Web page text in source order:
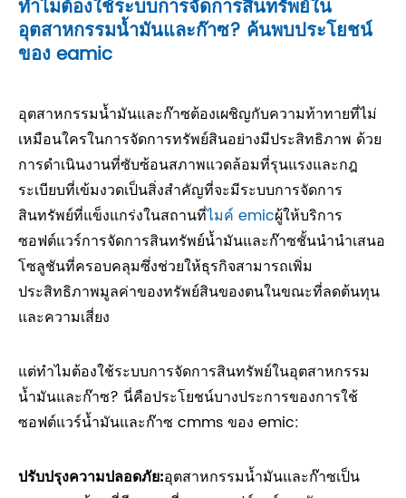
ทำไมต้องใช้ระบบการจัดการสินทรัพย์ใน
อุตสาหกรรมน้ำมันและก๊าซ? ค้นพบประโยชน์
ของ eamic
อุตสาหกรรมน้ำมันและก๊าซต้องเผชิญกับความท้าทายที่ไม่
เหมือนใครในการจัดการทรัพย์สินอย่างมีประสิทธิภาพ ด้วย
การดำเนินงานที่ซับซ้อนสภาพแวดล้อมที่รุนแรงและกฎ
ระเบียบที่เข้มงวดเป็นสิ่งสำคัญที่จะมีระบบการจัดการ
สินทรัพย์ที่แข็งแกร่งในสถานที่ไมค์ emicผู้ให้บริการ
ซอฟต์แวร์การจัดการสินทรัพย์น้ำมันและก๊าซชั้นนำนำเสนอ
โซลูชันที่ครอบคลุมซึ่งช่วยให้ธุรกิจสามารถเพิ่ม
ประสิทธิภาพมูลค่าของทรัพย์สินของตนในขณะที่ลดต้นทุน
และความเสี่ยง
แต่ทำไมต้องใช้ระบบการจัดการสินทรัพย์ในอุตสาหกรรม
น้ำมันและก๊าซ? นี่คือประโยชน์บางประการของการใช้
ซอฟต์แวร์น้ำมันและก๊าซ cmms ของ emic:
ปรับปรุงความปลอดภัย:อุตสาหกรรมน้ำมันและก๊าซเป็น